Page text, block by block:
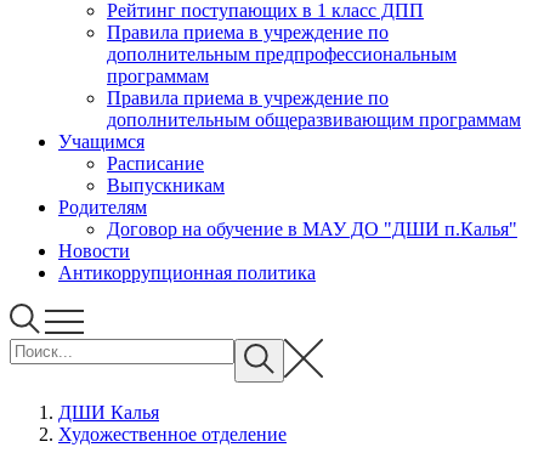
Рейтинг поступающих в 1 класс ДПП
Правила приема в учреждение по
дополнительным предпрофессиональным
программам
Правила приема в учреждение по
дополнительным общеразвивающим программам
Учащимся
Расписание
Выпускникам
Родителям
Договор на обучение в МАУ ДО "ДШИ п.Калья"
Новости
Антикоррупционная политика
ДШИ Калья
Художественное отделение